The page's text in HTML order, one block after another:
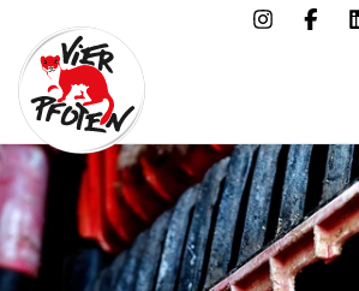
Menü
Kampagnen & Themen
Tiere
Helfen
Über uns
Jobs